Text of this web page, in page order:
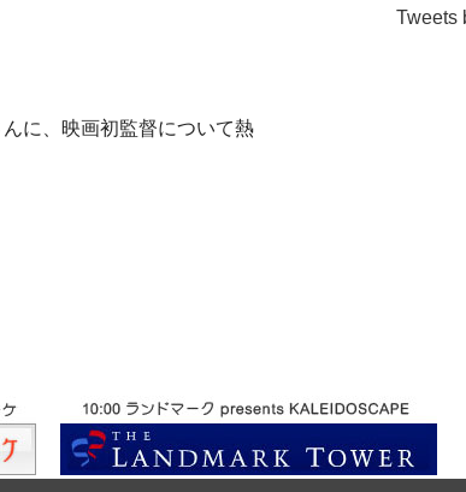
に、映画初監督について熱
Tweets